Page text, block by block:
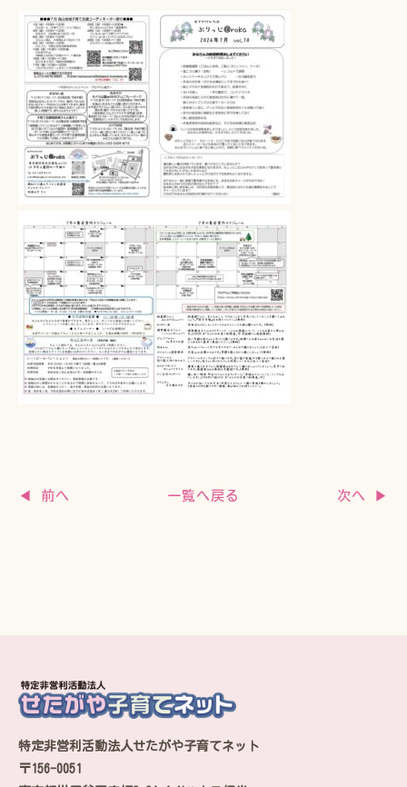
◀ 前へ 次へ ▶
一覧へ戻る
特定非営利活動法人せたがや子育てネット
〒156-0051